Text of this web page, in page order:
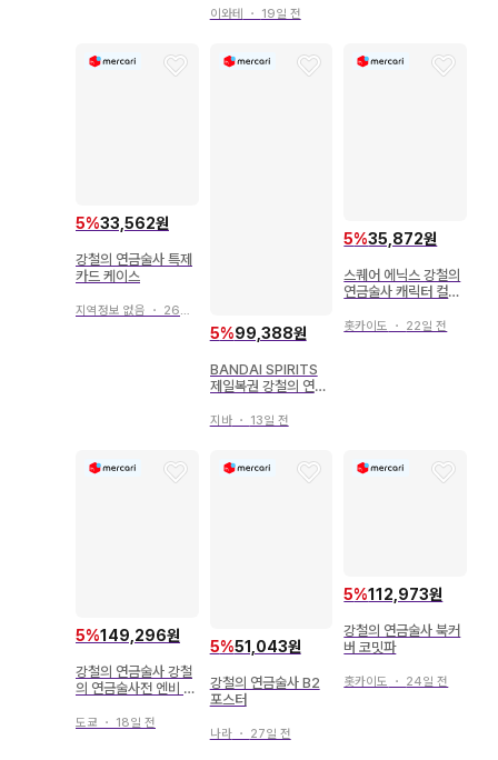
전
이와테 ・ 19일 전
5%33,562원
강철의 연금술사 특제
카드 케이스
지역정보 없음 ・ 26일 전
5%99,388원
BANDAI SPIRITS
제일복권 강철의 연금
LCHEMIST 문을 연
er. MASTERLISE
지바・ 13일 전
5%35,872원
스퀘어 에닉스 강철의
연금술사 캐릭터 컬렉
홋카이도 ・ 22일 전
5%149,296원
강철의 연금술사 강철
의 연금술사전 엔비 질
기계 갑옷
도쿄 ・ 18일 전
5%51,043원
강철의 연금술사 B2
포스터
나라・ 27일 전
5%112,973원
강철의 연금술사 북커
버 코밋파
홋카이도 ・ 24일 전